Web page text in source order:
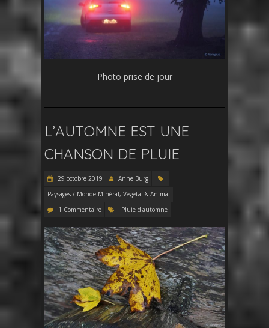
Photo prise de jour
L’AUTOMNE EST UNE
CHANSON DE PLUIE
29 octobre 2019
Anne Burg
Paysages / Monde Minéral, Végétal & Animal
1 Commentaire
Pluie d'automne